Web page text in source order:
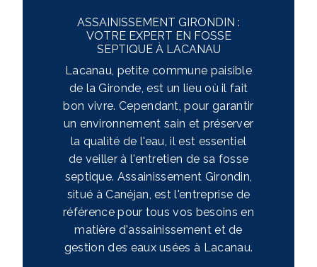
ASSAINISSEMENT GIRONDIN :
VOTRE EXPERT EN FOSSE
SEPTIQUE À LACANAU
Lacanau, petite commune paisible
de la Gironde, est un lieu où il fait
bon vivre. Cependant, pour garantir
un environnement sain et préserver
la qualité de l'eau, il est essentiel
de veiller à l'entretien de sa fosse
septique. Assainissement Girondin,
situé à Canéjan, est l'entreprise de
référence pour tous vos besoins en
matière d'assainissement et de
gestion des eaux usées à Lacanau.